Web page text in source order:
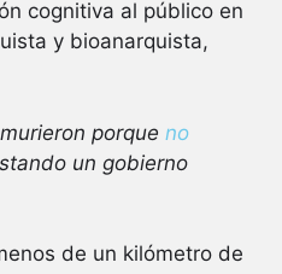
cognitiva al público en
y bioanarquista,
porque no
un gobierno
de un kilómetro de